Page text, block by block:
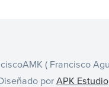
( Francisco
por APK Estudio